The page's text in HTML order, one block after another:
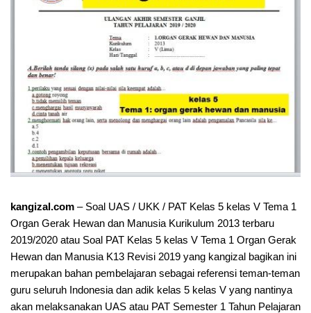
kangizal.com – Soal UAS / UKK / PAT Kelas 5 kelas V Tema 1
Organ Gerak Hewan dan Manusia Kurikulum 2013 terbaru
2019/2020 atau Soal PAT Kelas 5 kelas V Tema 1 Organ Gerak
Hewan dan Manusia K13 Revisi 2019 yang kangizal bagikan ini
merupakan bahan pembelajaran sebagai referensi teman-teman
guru seluruh Indonesia dan adik kelas 5 kelas V yang nantinya
akan melaksanakan UAS atau PAT Semester 1 Tahun Pelajaran